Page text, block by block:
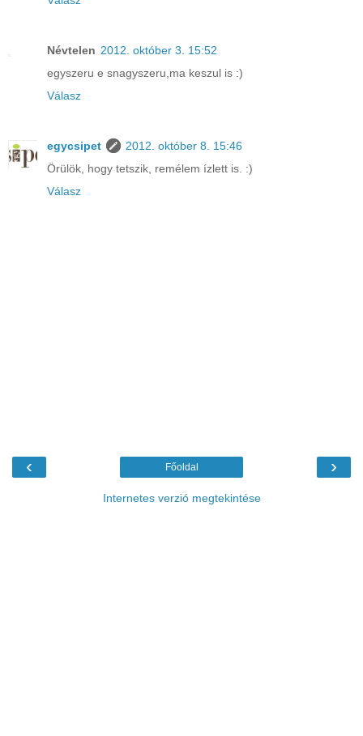
Névtelen 2012. október 3. 15:52
egyszeru e snagyszeru,ma keszul is :)
Válasz
egycsipet
2012. október 8. 15:46
Örülök, hogy tetszik, remélem ízlett is. :)
Válasz
‹ ›
Főoldal
Internetes verzió megtekintése